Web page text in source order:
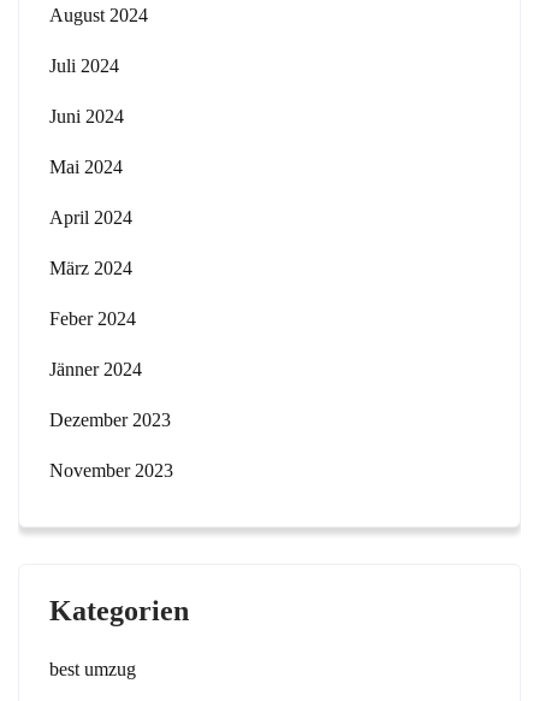
August 2024
Juli 2024
Juni 2024
Mai 2024
April 2024
März 2024
Feber 2024
Jänner 2024
Dezember 2023
November 2023
Kategorien
best umzug